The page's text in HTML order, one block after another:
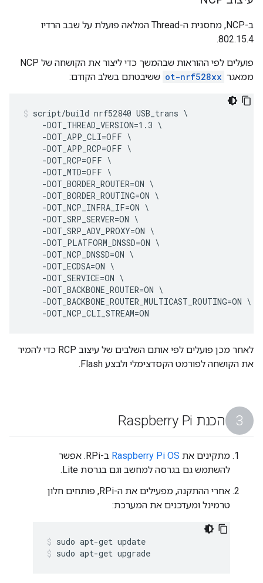
ב-NCP, מחסנית ה-Thread המלאה פועלת על שבב הרדיו
802.15.4.
פועלים לפי ההוראות שבהמשך כדי ליצור את הקושחה של NCP
ממאגר ot-nrf528xx ששיבטתם בשלב הקודם:
script/build nrf52840 USB_trans \
    -DOT_THREAD_VERSION=1.3 \
    -DOT_APP_CLI=OFF \
    -DOT_APP_RCP=OFF \
    -DOT_RCP=OFF \
    -DOT_MTD=OFF \
    -DOT_BORDER_ROUTER=ON \
    -DOT_BORDER_ROUTING=ON \
    -DOT_NCP_INFRA_IF=ON \
    -DOT_SRP_SERVER=ON \
    -DOT_SRP_ADV_PROXY=ON \
    -DOT_PLATFORM_DNSSD=ON \
    -DOT_NCP_DNSSD=ON \
    -DOT_ECDSA=ON \
    -DOT_SERVICE=ON \
    -DOT_BACKBONE_ROUTER=ON \
    -DOT_BACKBONE_ROUTER_MULTICAST_ROUTING=ON \
    -DOT_NCP_CLI_STREAM=ON
לאחר מכן פועלים לפי אותם השלבים של עיצוב RCP כדי להמיר
את הקושחה לפורמט הקסדצימלי ולבצע Flash.
הכנת Raspberry Pi
מתקינים את Raspberry Pi OS
ב-RPi. אפשר
להשתמש גם בגרסה למחשב וגם בגרסת Lite.
אחרי ההתקנה, מפעילים את ה-RPi, פותחים חלון
טרמינל ומעדכנים את המערכת:
sudo apt-get update
sudo apt-get upgrade